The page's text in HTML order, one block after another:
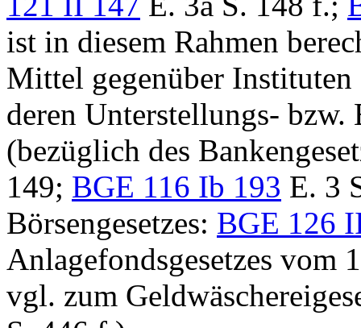
ist in diesem Rahmen
Mittel gegenüber Instituten
deren Unterstellungs-
(bezüglich des
149; BGE 116 Ib 193 E. 3
Börsengesetzes: BGE 126
Anlagefondsgesetzes vom
vgl. zum